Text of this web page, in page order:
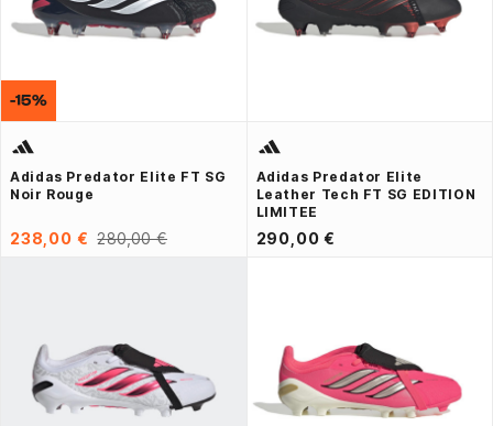
Adidas Predator Elite FT SG
Noir Rouge
238,00 € 280,00 €
-15%
Adidas Predator Elite
Leather Tech FT SG EDITION
LIMITEE
290,00 €